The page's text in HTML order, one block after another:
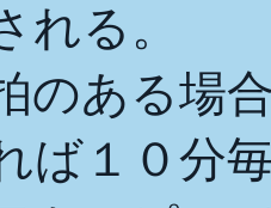
れる。
のある場
ば１０分